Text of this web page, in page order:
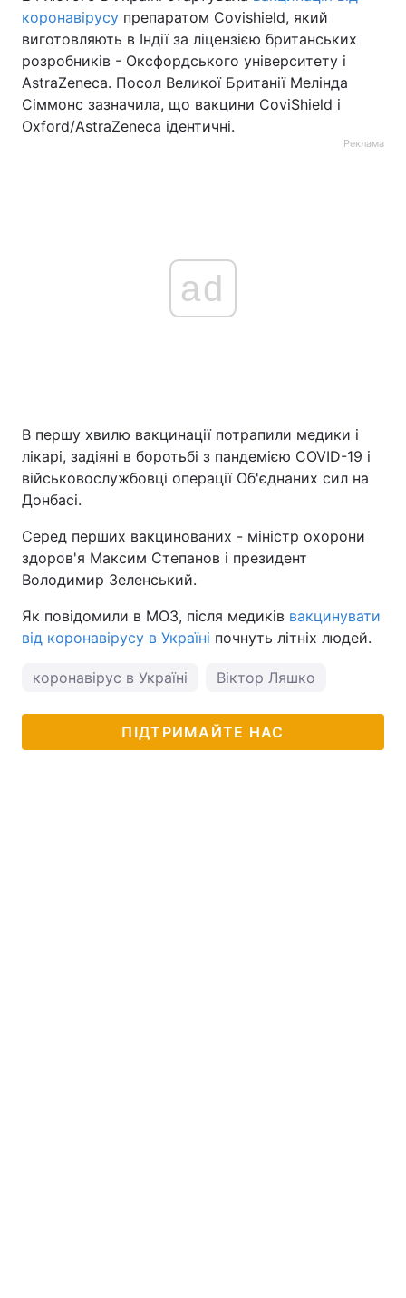
коронавірусу препаратом Covishield, який
виготовляють в Індії за ліцензією британських
розробників - Оксфордського університету і
AstraZeneca. Посол Великої Британії Мелінда
Сіммонс зазначила, що вакцини CoviShield і
Oxford/AstraZeneca ідентичні.
Реклама
ad
В першу хвилю вакцинації потрапили медики і
лікарі, задіяні в боротьбі з пандемією COVID-19 і
військовослужбовці операції Об'єднаних сил на
Донбасі.
Серед перших вакцинованих - міністр охорони
здоров'я Максим Степанов і президент
Володимир Зеленський.
Як повідомили в МОЗ, після медиків вакцинувати
від коронавірусу в Україні почнуть літніх людей.
коронавірус в Україні Віктор Ляшко
ПІДТРИМАЙТЕ НАС